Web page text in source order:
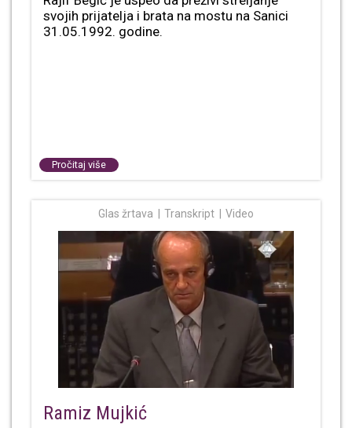
svojih prijatelja i brata na mostu na Sanici
31.05.1992. godine.
Pročitaj više
Glas žrtava Transkript Video
Ramiz Mujkić